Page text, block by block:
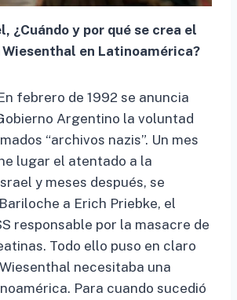
¿Cuándo y por qué se crea el
en Latinoamérica?
febrero de 1992 se anuncia
Argentino la voluntad
“archivos nazis”. Un mes
lugar el atentado a la
y meses después, se
a Erich Priebke, el
responsable por la masacre de
Todo ello puso en claro
necesitaba una
Para cuando sucedió